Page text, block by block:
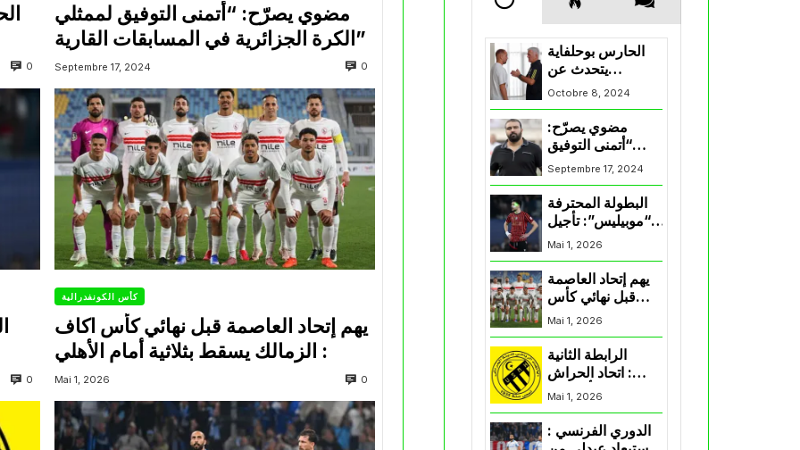
0
مضوي يصرّح: “أتمنى التوفيق لممثلي
الكرة الجزائرية في المسابقات القارية”
Septembre 17, 2024 0
0
كأس الكونفدرالية
يهم إتحاد العاصمة قبل نهائي كأس اكاف
Mai 1, 2026 0
الحارس بوحلفاية
يتحدث عن
طموحاته مع
المنتخب و شباب
قسنطينة
Octobre 8, 2024
مضوي يصرّح:
“أتمنى التوفيق
لممثلي الكرة
الجزائرية في
Septembre 17, 2024
البطولة المحترفة
“موبيليس”: تأجيل
مباراة إتحاد
العاصمة وأتلتيك
بارادو
Mai 1, 2026
يهم إتحاد العاصمة
قبل نهائي كأس
اكاف : الزمالك
يسقط بثلاثية أمام
Mai 1, 2026
الرابطة الثانية
: اتحاد الحراش
يحسم التأهل إلى
“البلاي أوف”
Mai 1, 2026
الدوري الفرنسي :